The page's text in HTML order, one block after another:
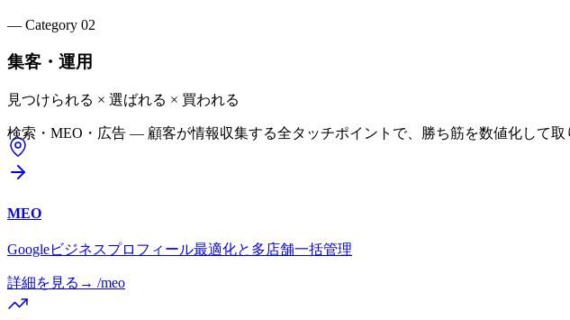
— Category 02
集客・運用
見つけられる × 選ばれる × 買われる
検索・MEO・広告 — 顧客が情報収集する全タッチポイントで、勝ち筋を数値化して取
MEO
Googleビジネスプロフィール最適化と多店舗一括管理
詳細を見る → /meo